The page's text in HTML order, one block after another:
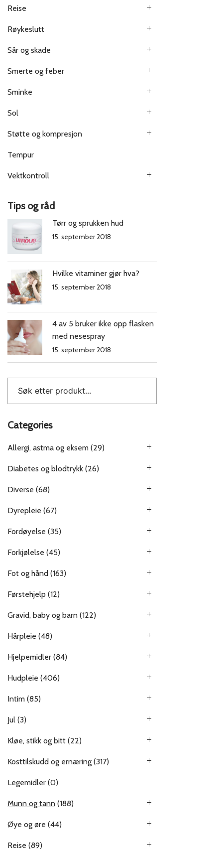
Reise
Røykeslutt
Sår og skade
Smerte og feber
Sminke
Sol
Støtte og kompresjon
Tempur
Vektkontroll
Tips og råd
Tørr og sprukken hud
15. september 2018
Hvilke vitaminer gjør hva?
15. september 2018
4 av 5 bruker ikke opp flasken
med nesespray
15. september 2018
Categories
Allergi, astma og eksem (29)
Diabetes og blodtrykk (26)
Diverse (68)
Dyrepleie (67)
Fordøyelse (35)
Forkjølelse (45)
Fot og hånd (163)
Førstehjelp (12)
Gravid, baby og barn (122)
Hårpleie (48)
Hjelpemidler (84)
Hudpleie (406)
Intim (85)
Jul (3)
Kløe, stikk og bitt (22)
Kosttilskudd og ernæring (317)
Legemidler (0)
Munn og tann (188)
Øye og øre (44)
Reise (89)